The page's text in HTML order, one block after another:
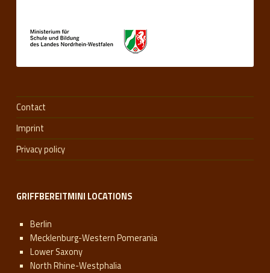
Contact
Imprint
Privacy policy
GRIFFBEREITMINI LOCATIONS
Berlin
Mecklenburg-Western Pomerania
Lower Saxony
North Rhine-Westphalia